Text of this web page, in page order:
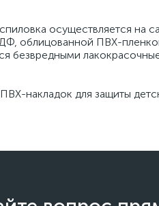
осуществляется на
облицованной ПВХ-
накладок для защиты